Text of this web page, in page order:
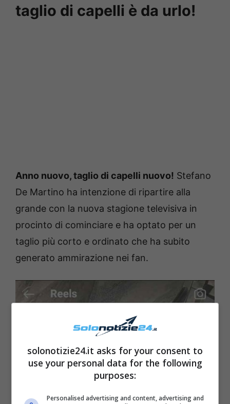
taglio di capelli è da urlo!
Anno nuovo, taglio di capelli nuovo! Stefano
De Martino ha intenzione di ripartire alla
grande con la nuova stagione televisiva in
procinto di cominciare e ha optato per un
taglio più corto e ordinato che ha subito
generato ammirazione nei fan.
solonotizie24.it asks for your consent to
use your personal data for the following
purposes:
Personalised advertising and content, advertising and